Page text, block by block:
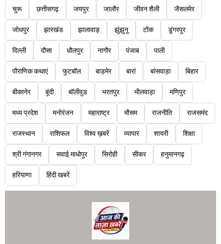
चुरू छत्तीसगढ़ जयपुर जालौर जीवन शैली जैसलमेर
जोधपुर झारखंड झालावाड़ झुंझुनू टोंक डूंगरपुर
दिल्ली दौसा धौलपुर नागौर पंजाब पाली
पौराणिक कथाएं फुटबॉल बाड़मेर बारां बांसवाड़ा बिहार
बीकानेर बूंदी बॉलीवुड भरतपुर भीलवाड़ा मणिपुर
मध्य प्रदेश मनोरंजन महाराष्ट्र मौसम राजनीति राजसमंद
राजस्थान राशिफल विश्व ख़बरें व्यापार शायरी शिक्षा
श्री गंगानगर सवाई माधोपुर सिरोही सीकर हनुमानगढ़
हरियाणा हिंदी खबरें